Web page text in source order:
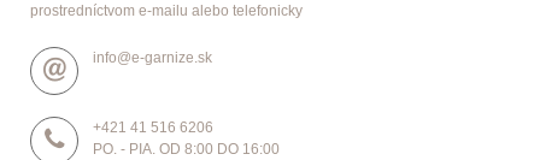
prostredníctvom e-mailu alebo telefonicky
info@e-garnize.sk
+421 41 516 6206
PO. - PIA. OD 8:00 DO 16:00